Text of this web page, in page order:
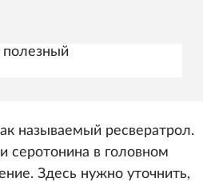
полезный
называемый ресвератрол.
серотонина в головном
Здесь нужно уточнить,